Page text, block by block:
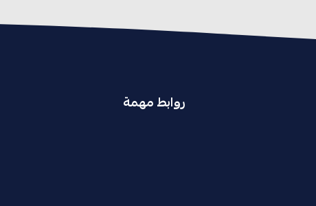
روابط مهمة